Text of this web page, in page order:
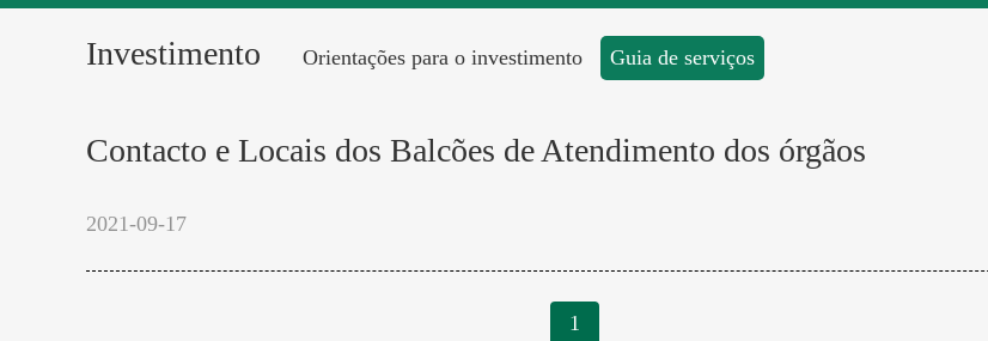
Investimento Orientações para o investimento Guia de serviços
Contacto e Locais dos Balcões de Atendimento dos órgãos
2021-09-17
1